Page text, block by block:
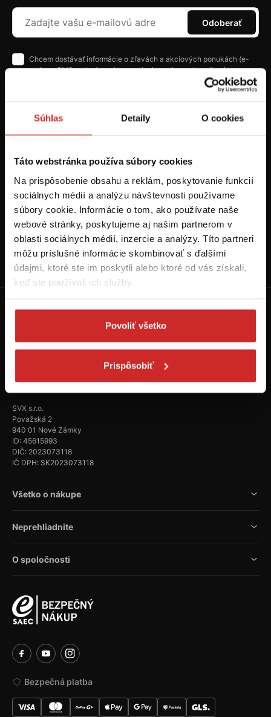
Súhlas Detaily O cookies
Táto webstránka používa súbory cookies
Na prispôsobenie obsahu a reklám, poskytovanie funkcií
sociálnych médií a analýzu návštevnosti používame
súbory cookie. Informácie o tom, ako používate naše
webové stránky, poskytujeme aj našim partnerom v
oblasti sociálnych médií, inzercie a analýzy. Títo partneri
môžu príslušné informácie skombinovať s ďalšími
údajmi, ktoré ste im poskytli alebo ktoré od vás získali,
keď ste používali ich služby.
Povoliť všetko
Prispôsobiť
Odoberať
Chcem dostávať informácie o zľavách a akciových ponukách (e-
mailom, SMS, volaním vrátane volania s robotom) - určené pre
Sledujte náš YouTube kanál
Prejsť na SVX kanál
+421 907 778 007
eshop@svx.sk
SVX s.r.o.
Považská 2
940 01 Nové Zámky
ID: 45615993
DIČ: 2023073118
IČ DPH: SK2023073118
Všetko o nákupe
Neprehliadnite
O spoločnosti
Bezpečná platba